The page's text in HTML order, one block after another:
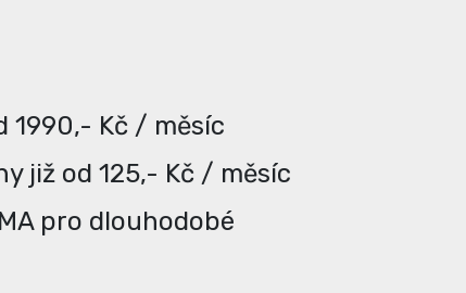
1990,- Kč / měsíc
již od 125,- Kč / měsíc
pro dlouhodobé